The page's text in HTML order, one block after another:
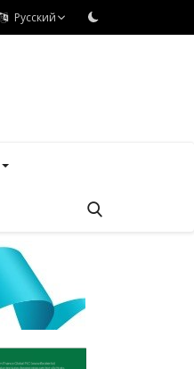
Русский